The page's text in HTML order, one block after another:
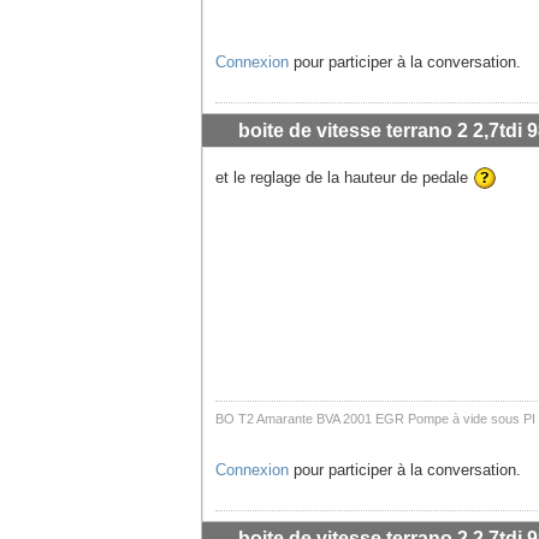
Connexion pour participer à la conversation.
boite de vitesse terrano 2 2,7tdi
et le reglage de la hauteur de pedale
BO T2 Amarante BVA 2001 EGR Pompe à vide sous PI
Connexion pour participer à la conversation.